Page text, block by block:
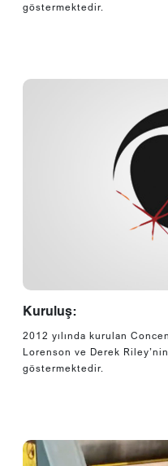
göstermektedir.
Kuruluş:
2012 yılında kurulan
Lorenson ve Derek
göstermektedir.